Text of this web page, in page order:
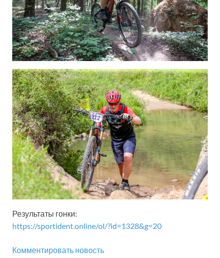
Результаты гонки:
https://sportident.online/ol/?id=1328&g=20
Комментировать новость